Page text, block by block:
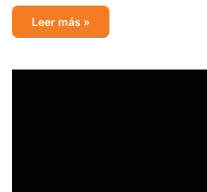
Leer más »